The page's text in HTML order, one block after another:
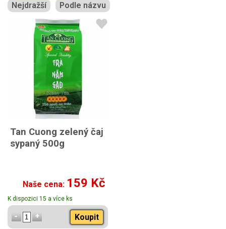
Nejdražší
Podle názvu
Tan Cuong zelený čaj
sypaný 500g
Naše cena: 159 Kč
K dispozici 15 a více ks
Koupit